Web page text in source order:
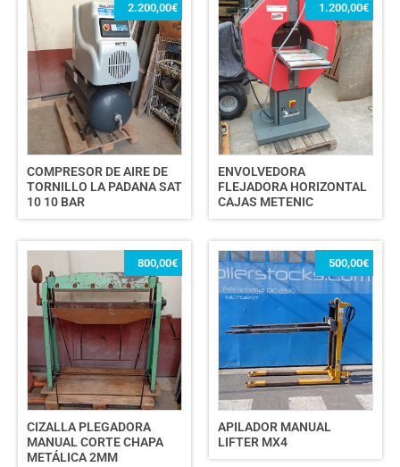
COMPRESOR DE AIRE DE
TORNILLO LA PADANA SAT
10 10 BAR
2.200,00€
ENVOLVEDORA
FLEJADORA HORIZONTAL
CAJAS METENIC
1.200,00€
CIZALLA PLEGADORA
MANUAL CORTE CHAPA
METÁLICA 2MM
800,00€
APILADOR MANUAL
LIFTER MX4
500,00€